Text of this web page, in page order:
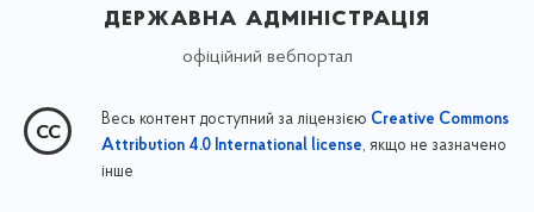
державна адміністрація
офіційний вебпортал
Весь контент доступний за ліцензією Creative Commons
Attribution 4.0 International license, якщо не зазначено
інше